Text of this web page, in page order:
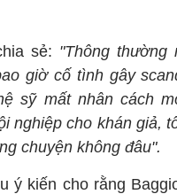
sẻ: "Thông thường
giờ cố tình gây
sỹ mất nhân cách
nghiệp cho khán giả,
chuyện không đâu".
ý kiến cho rằng